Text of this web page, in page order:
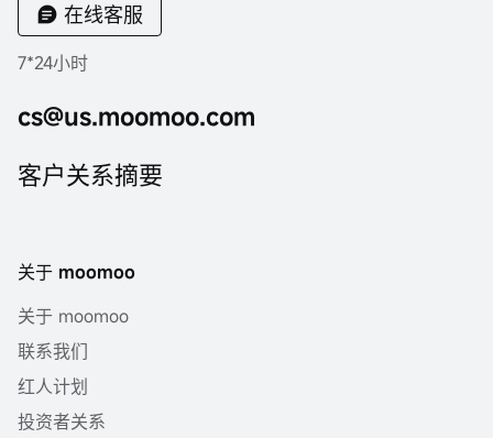
在线客服
7*24小时
cs@us.moomoo.com
客户关系摘要
关于 moomoo
关于 moomoo
联系我们
红人计划
投资者关系